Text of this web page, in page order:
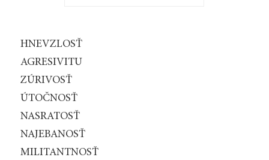
HNEVZLOSŤ
AGRESIVITU
ZÚRIVOSŤ
ÚTOČNOSŤ
NASRATOSŤ
NAJEBANOSŤ
MILITANTNOSŤ